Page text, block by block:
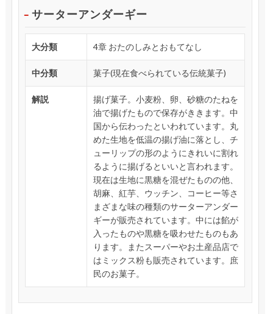
サーターアンダーギー
大分類 4章 おたのしみとおもてなし
中分類 菓子(現在食べられている伝統菓子)
解説
揚げ菓子。小麦粉、卵、砂糖のたねを
油で揚げたもので保存がききます。中
国から伝わったといわれています。丸
めた生地を低温の揚げ油に落とし、チ
ューリップの形のようにきれいに割れ
るように揚げるといいと言われます。
現在は生地に黒糖を混ぜたものの他、
胡麻、紅芋、ウッチン、コーヒー等さ
まざまな味の種類のサーターアンダー
ギーが販売されています。中には餡が
入ったものや黒糖を吸わせたものもあ
ります。またスーパーやお土産品店で
はミックス粉も販売されています。庶
民のお菓子。